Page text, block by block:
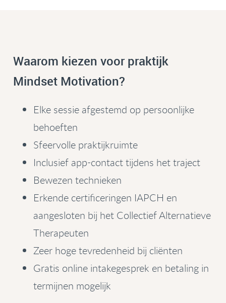
Waarom kiezen voor praktijk
Mindset Motivation?
Elke sessie afgestemd op persoonlijke
behoeften
Sfeervolle praktijkruimte
Inclusief app-contact tijdens het traject
Bewezen technieken
Erkende certificeringen IAPCH en
aangesloten bij het Collectief Alternatieve
Therapeuten
Zeer hoge tevredenheid bij cliënten
Gratis online intakegesprek en betaling in
termijnen mogelijk